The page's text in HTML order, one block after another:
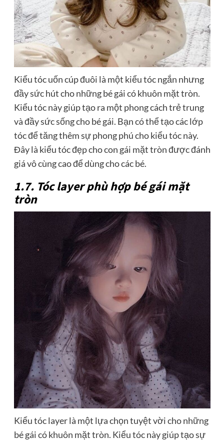
Kiểu tóc uốn cúp đuôi là một kiểu tóc ngắn nhưng
đầy sức hút cho những bé gái có khuôn mặt tròn.
Kiểu tóc này giúp tạo ra một phong cách trẻ trung
và đầy sức sống cho bé gái. Bạn có thể tạo các lớp
tóc để tăng thêm sự phong phú cho kiểu tóc này.
Đây là kiểu tóc đẹp cho con gái mặt tròn được đánh
giá vô cùng cao để dùng cho các bé.
1.7. Tóc layer phù hợp bé gái mặt
tròn
Kiểu tóc layer là một lựa chọn tuyệt vời cho những
bé gái có khuôn mặt tròn. Kiểu tóc này giúp tạo sự